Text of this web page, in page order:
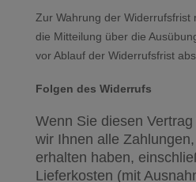
Zur Wahrung der Widerrufsfrist
die Mitteilung über die
vor Ablauf der Widerrufsfrist
Folgen des Widerrufs
Wenn Sie diesen
wir Ihnen alle
erhalten haben,
Lieferkosten (mit